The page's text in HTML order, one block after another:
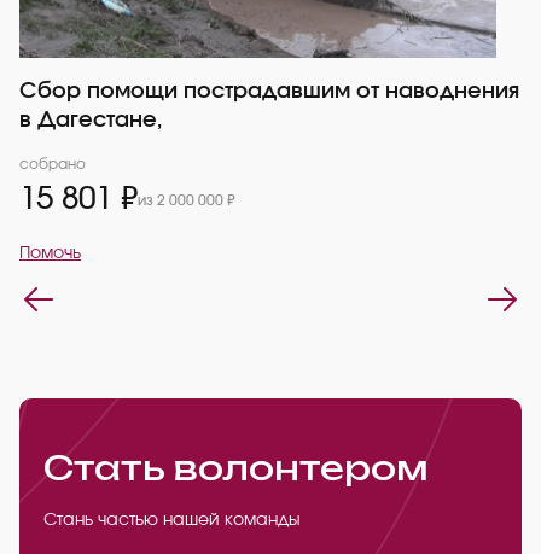
Сбор помощи пострадавшим от наводнения
в Дагестане,
собрано
15 801 ₽из 2 000 000 ₽
Помочь
Стать волонтером
Стань частью нашей команды